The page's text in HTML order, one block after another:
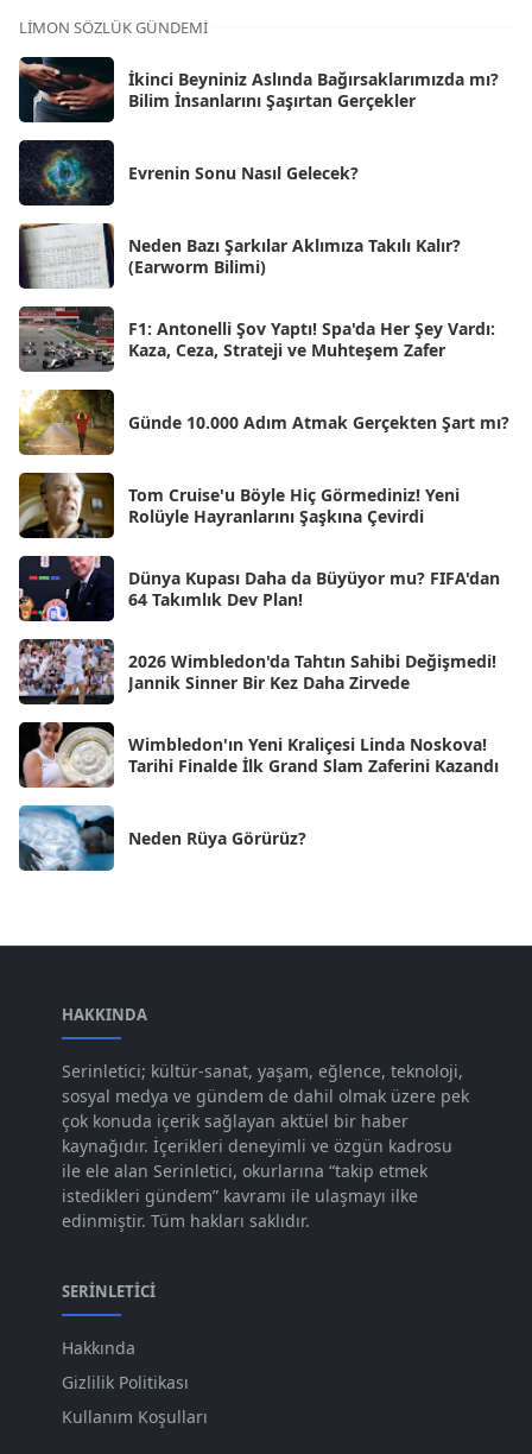
Kas 2025
Eki 2025
Eyl 2025 [56]
Ağu 2025
Tem 2025
Haz 2025
May 2025 [54]
Nis 2025 [56]
Mar 2025
Şub 2025
Oca 2025
Ara 2024 [25]
Kas 2024
Eki 2024 [46]
Eyl 2024
Ağu 2024 [10]
Tem 2024
Haz 2024 [30]
Nis 2024 [59]
Ara 2023 [101]
Kas 2023
Eki 2023 [73]
Eyl 2023 [73]
Ağu 2023 [74]
Tem 2023 [76]
Haz 2023
May 2023
Mar 2023
LIMON SÖZLÜK GÜNDEMI
İkinci Beyniniz Aslında Bağırsaklarımızda mı?
Bilim İnsanlarını Şaşırtan Gerçekler
Evrenin Sonu Nasıl Gelecek?
Neden Bazı Şarkılar Aklımıza Takılı Kalır?
(Earworm Bilimi)
F1: Antonelli Şov Yaptı! Spa'da Her Şey Vardı:
Kaza, Ceza, Strateji ve Muhteşem Zafer
Günde 10.000 Adım Atmak Gerçekten Şart mı?
Tom Cruise'u Böyle Hiç Görmediniz! Yeni
Rolüyle Hayranlarını Şaşkına Çevirdi
Dünya Kupası Daha da Büyüyor mu? FIFA'dan
64 Takımlık Dev Plan!
2026 Wimbledon'da Tahtın Sahibi Değişmedi!
Jannik Sinner Bir Kez Daha Zirvede
Wimbledon'ın Yeni Kraliçesi Linda Noskova!
Tarihi Finalde İlk Grand Slam Zaferini Kazandı
Neden Rüya Görürüz?
HAKKINDA
Serinletici; kültür-sanat, yaşam, eğlence, teknoloji,
sosyal medya ve gündem de dahil olmak üzere pek
çok konuda içerik sağlayan aktüel bir haber
kaynağıdır. İçerikleri deneyimli ve özgün kadrosu
ile ele alan Serinletici, okurlarına “takip etmek
istedikleri gündem” kavramı ile ulaşmayı ilke
edinmiştir. Tüm hakları saklıdır.
SERINLETICI
Hakkında
Gizlilik Politikası
Kullanım Koşulları